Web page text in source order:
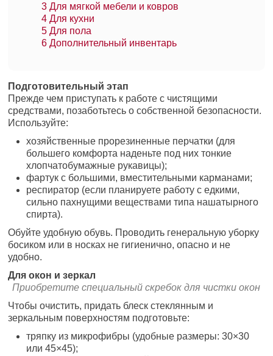
3 Для мягкой мебели и ковров
4 Для кухни
5 Для пола
6 Дополнительный инвентарь
Подготовительный этап
Прежде чем приступать к работе с чистящими
средствами, позаботьтесь о собственной безопасности.
Используйте:
хозяйственные прорезиненные перчатки (для
большего комфорта наденьте под них тонкие
хлопчатобумажные рукавицы);
фартук с большими, вместительными карманами;
респиратор (если планируете работу с едкими,
сильно пахнущими веществами типа нашатырного
спирта).
Обуйте удобную обувь. Проводить генеральную уборку
босиком или в носках не гигиенично, опасно и не
удобно.
Для окон и зеркал
Приобретите специальный скребок для чистки окон
Чтобы очистить, придать блеск стеклянным и
зеркальным поверхностям подготовьте:
тряпку из микрофибры (удобные размеры: 30×30
или 45×45);